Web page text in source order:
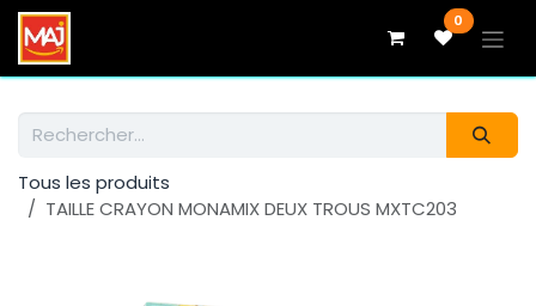
Se rendre au contenu 0
Tous les produits
TAILLE CRAYON MONAMIX DEUX TROUS MXTC203